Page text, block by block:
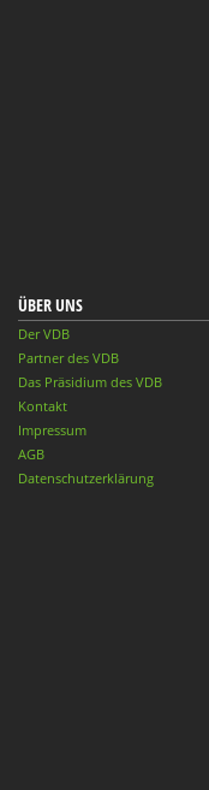
ÜBER UNS
Der VDB
Partner des VDB
Das Präsidium des VDB
Kontakt
Impressum
AGB
Datenschutzerklärung